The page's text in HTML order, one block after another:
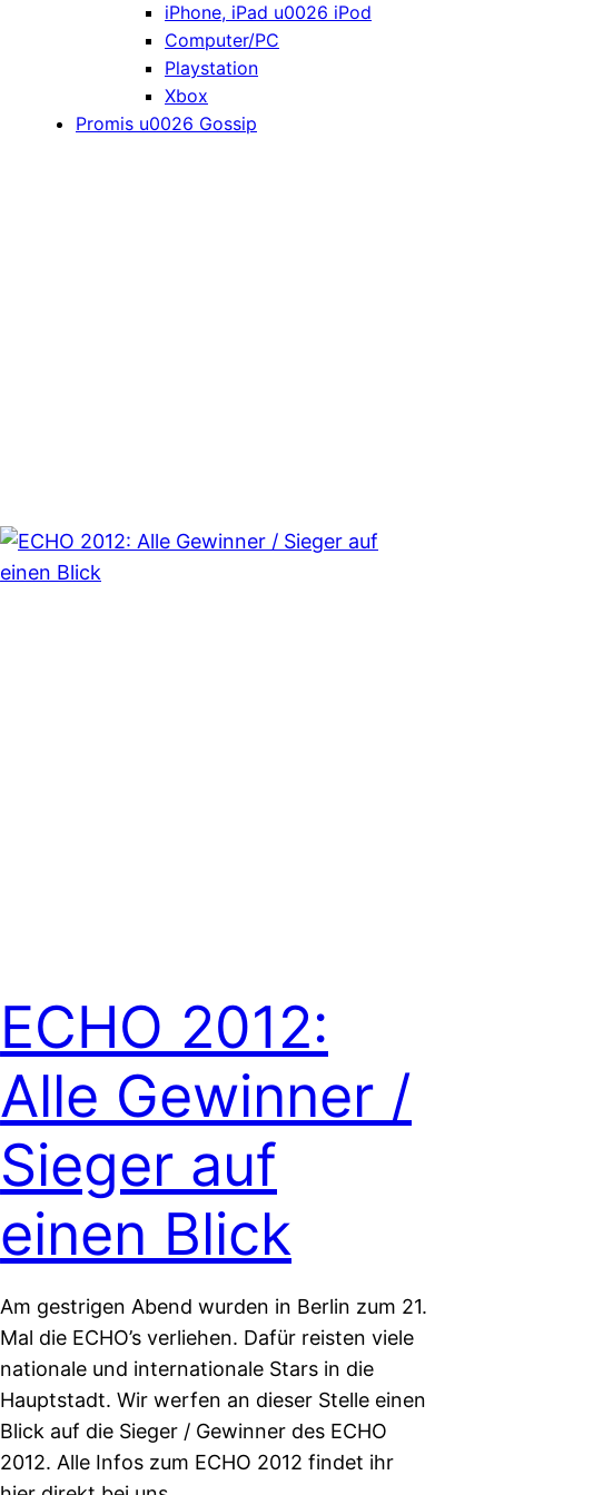
iPhone, iPad u0026 iPod
Computer/PC
Playstation
Xbox
Promis u0026 Gossip
ECHO 2012:
Alle Gewinner /
Sieger auf
einen Blick
Am gestrigen Abend wurden in Berlin zum 21.
Mal die ECHO’s verliehen. Dafür reisten viele
nationale und internationale Stars in die
Hauptstadt. Wir werfen an dieser Stelle einen
Blick auf die Sieger / Gewinner des ECHO
2012. Alle Infos zum ECHO 2012 findet ihr